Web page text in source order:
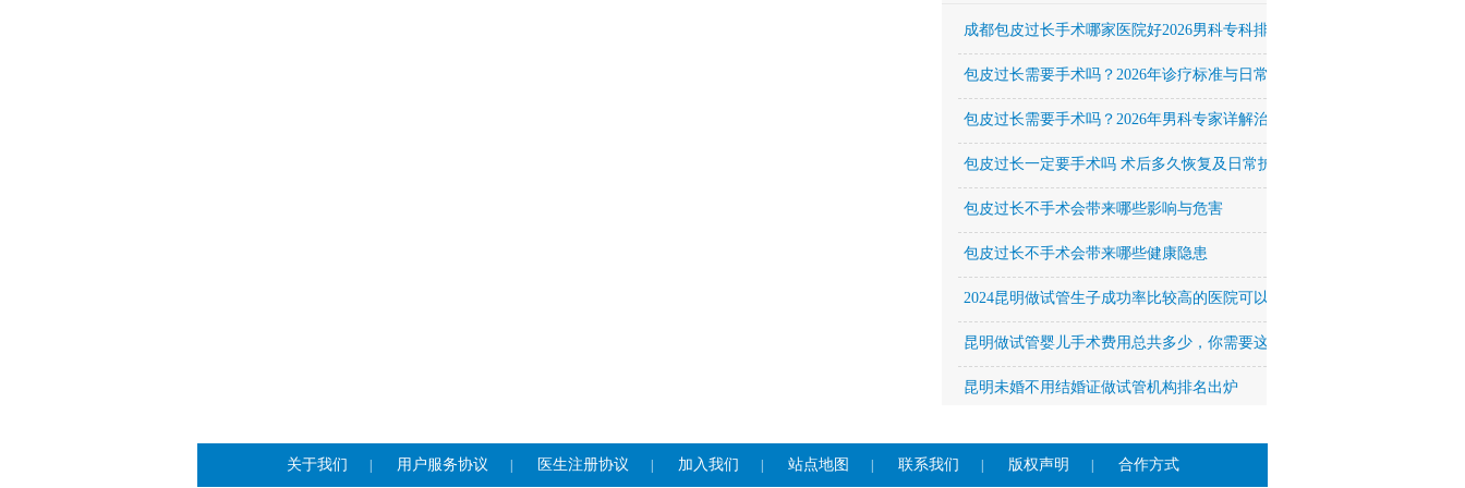
成都包皮过长手术哪家医院好2026男科专科排名
包皮过长需要手术吗？2026年诊疗标准与日常护理全解析
包皮过长需要手术吗？2026年男科专家详解治疗方法与恢复周期
包皮过长一定要手术吗 术后多久恢复及日常护理要点
包皮过长不手术会带来哪些影响与危害
包皮过长不手术会带来哪些健康隐患
2024昆明做试管生子成功率比较高的医院可以签约吗？
昆明做试管婴儿手术费用总共多少，你需要这么多！
昆明未婚不用结婚证做试管机构排名出炉
关于我们 用户服务协议 医生注册协议 加入我们 站点地图 联系我们 版权声明 合作方式